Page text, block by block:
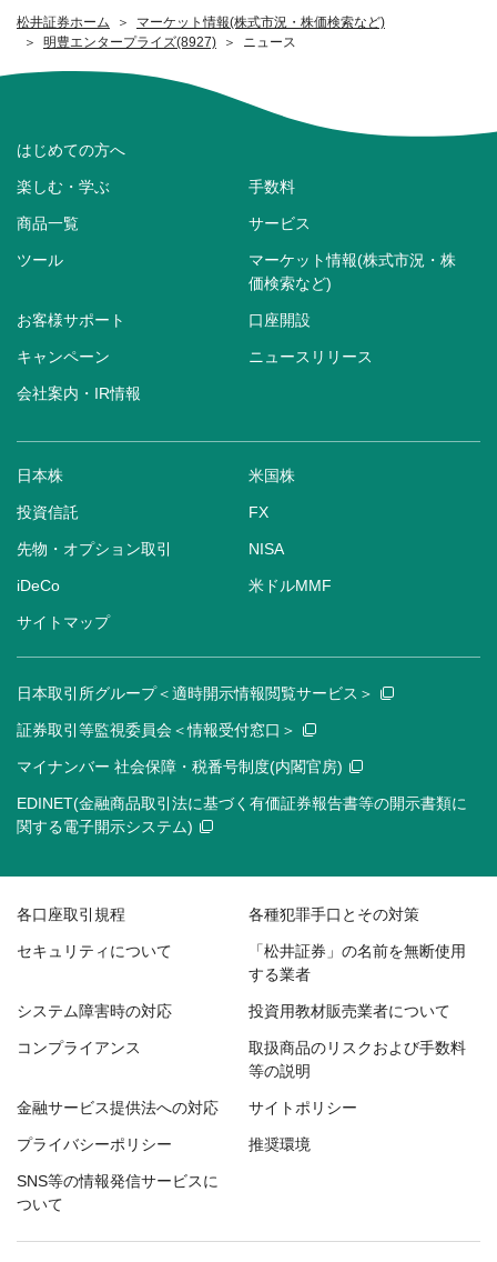
松井証券ホーム
マーケット情報(株式市況・株価検索など)
明豊エンタープライズ(8927)
ニュース
はじめての方へ
楽しむ・学ぶ 手数料
商品一覧 サービス
ツール
マーケット情報(株式市況・株
価検索など)
お客様サポート 口座開設
キャンペーン ニュースリリース
会社案内・IR情報
日本株 米国株
投資信託 FX
先物・オプション取引 NISA
iDeCo 米ドルMMF
サイトマップ
日本取引所グループ＜適時開示情報閲覧サービス＞
証券取引等監視委員会＜情報受付窓口＞
マイナンバー 社会保障・税番号制度(内閣官房)
EDINET(金融商品取引法に基づく有価証券報告書等の開示書類に
関する電子開示システム)
各口座取引規程 各種犯罪手口とその対策
セキュリティについて
「松井証券」の名前を無断使用
する業者
システム障害時の対応 投資用教材販売業者について
コンプライアンス
取扱商品のリスクおよび手数料
等の説明
金融サービス提供法への対応 サイトポリシー
プライバシーポリシー 推奨環境
SNS等の情報発信サービスに
ついて